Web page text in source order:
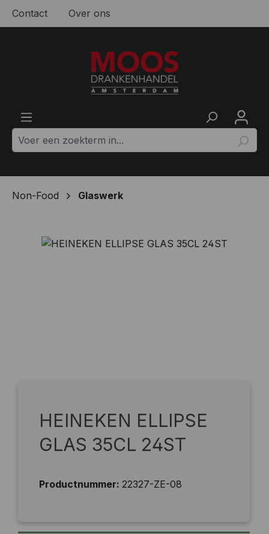
Ga naar de hoofdinhoud
Contact Over ons
Non-Food Glaswerk
Afbeeldingengalerij overslaan
HEINEKEN ELLIPSE
GLAS 35CL 24ST
Productnummer: 22327-ZE-08